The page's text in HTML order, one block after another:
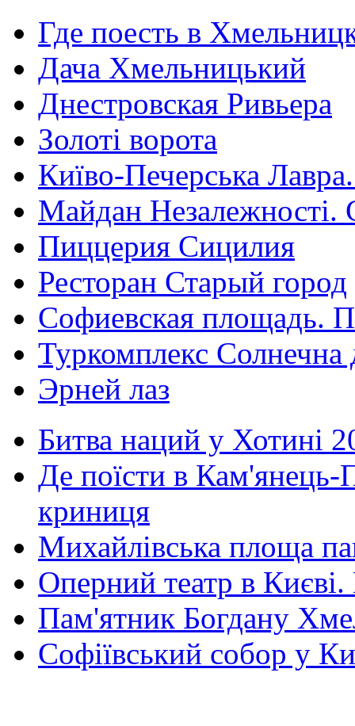
Где поесть в
Дача Хмельницький
Днестровская Ривьера
Золоті ворота
Київо-Печерська
Майдан Незалежності.
Пиццерия Сицилия
Ресторан Старый город
Софиевская площадь.
Туркомплекс Солнечна
Эрней лаз
Битва наций у Хотині
Де поїсти в Кам'янець-
криниця
Михайлівська площа
Оперний театр в
Пам'ятник Богдану
Софіївський собор у